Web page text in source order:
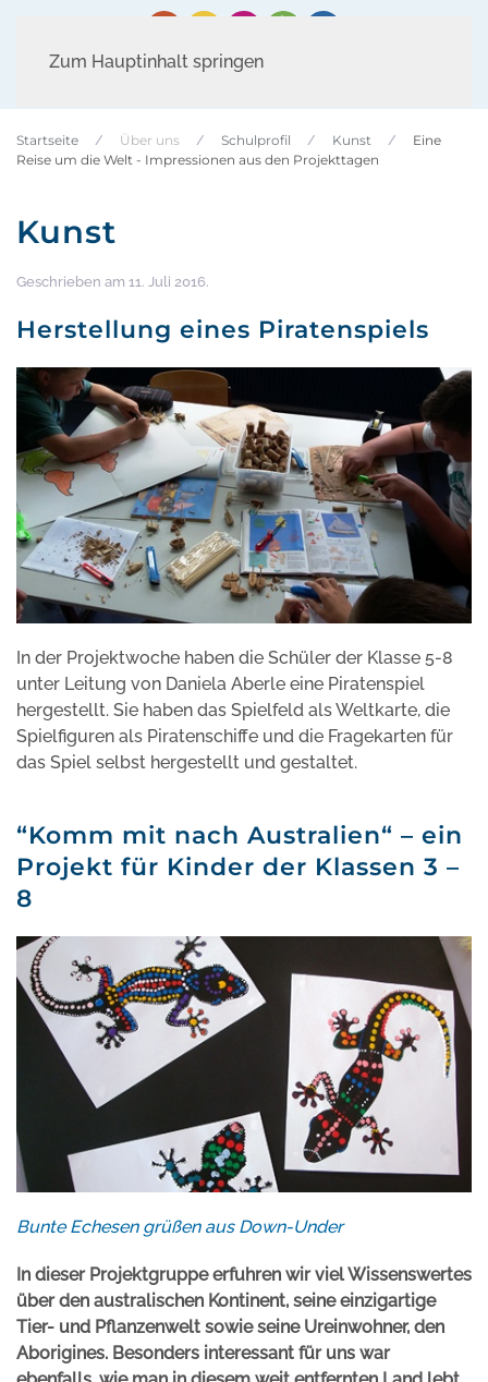
Zum Hauptinhalt springen
Startseite Über uns Schulprofil Kunst
Eine
Reise um die Welt - Impressionen aus den Projekttagen
Kunst
Geschrieben am 11. Juli 2016.
Herstellung eines Piratenspiels
In der Projektwoche haben die Schüler der Klasse 5-8
unter Leitung von Daniela Aberle eine Piratenspiel
hergestellt. Sie haben das Spielfeld als Weltkarte, die
Spielfiguren als Piratenschiffe und die Fragekarten für
das Spiel selbst hergestellt und gestaltet.
“Komm mit nach Australien“ – ein
Projekt für Kinder der Klassen 3 –
8
Bunte Echesen grüßen aus Down-Under
In dieser Projektgruppe erfuhren wir viel Wissenswertes
über den australischen Kontinent, seine einzigartige
Tier- und Pflanzenwelt sowie seine Ureinwohner, den
Aborigines. Besonders interessant für uns war